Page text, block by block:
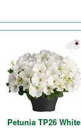
Petunia TP26 White